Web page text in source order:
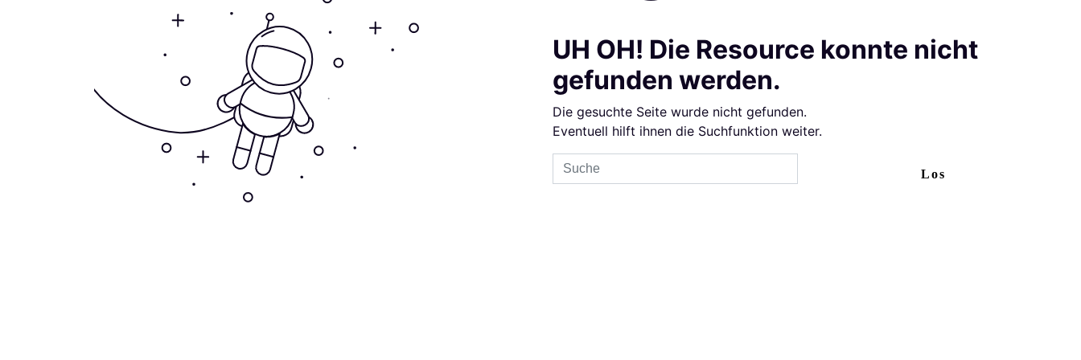
UH OH! Die Resource konnte nicht
gefunden werden.
Die gesuchte Seite wurde nicht gefunden.
Eventuell hilft ihnen die Suchfunktion weiter.
Sucheingabe
Los